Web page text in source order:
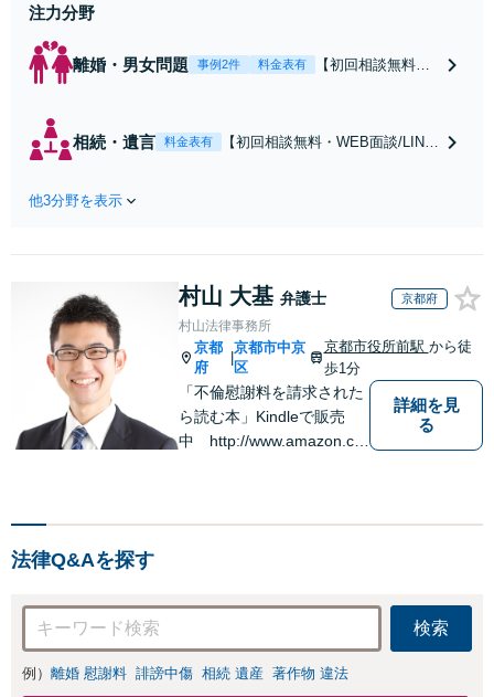
注力分野
離婚・男女問題 事例2件 料金表有
【初回相談無料・
倫の早期解決】
事務所でオーダー
メイドの「後悔し
間休日対応】
相続・遺言 料金表有
【初回相談無料・WEB面談/LINE
産分割協議の代理や遺言書の作
【地域密着】
他3分野を表示
村山 大基 弁護士 京都府
村山法律事務所
京都
府
|
京都市中京
区
京都市役所前駅 から徒
歩1分
「不倫慰謝料を請求された
ら読む本」Kindleで販売
中 http://www.amazon.co.
詳細を見
る
法律Q&Aを探す
検索
例） 離婚 慰謝料 誹謗中傷 相続 遺産 著作物 違法